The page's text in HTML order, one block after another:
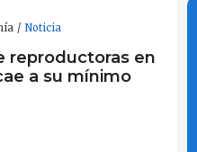
Noticia
reproductoras en
a su mínimo